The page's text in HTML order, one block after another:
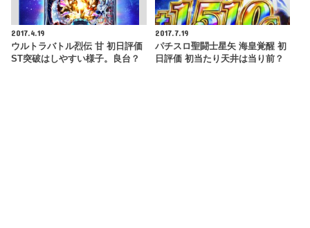
2017.4.19
ウルトラバトル烈伝 甘 初日評価
ST突破はしやすい様子。良台？
2017.7.19
パチスロ聖闘士星矢 海皇覚醒 初
日評価 初当たり天井は当り前？